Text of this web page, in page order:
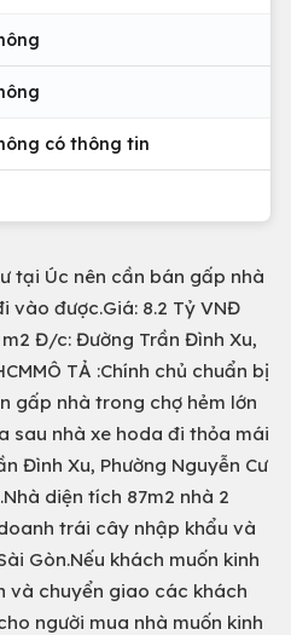
có thông tin
tại Úc nên cần bán gấp nhà
vào được.Giá: 8.2 Tỷ VNĐ
Đ/c: Đường Trần Đình Xu,
TẢ :Chính chủ chuẩn bị
gấp nhà trong chợ hẻm lớn
sau nhà xe hoda đi thỏa mái
Đình Xu, Phường Nguyễn Cư
diện tích 87m2 nhà 2
trái cây nhập khẩu và
Gòn.Nếu khách muốn kinh
và chuyển giao các khách
người mua nhà muốn kinh